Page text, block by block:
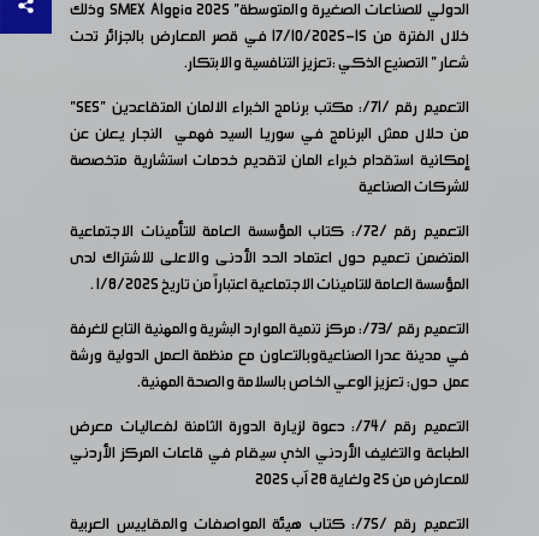
الدولي للصناعات الصغيرة والمتوسطة" SMEX AIgeia 2025 وذلك
خلال الفترة من 15-17/10/2025 في قصر المعارض بالجزائر تحت
شعار " التصنيع الذكي :تعزيز التنافسية والابتكار.
التعميم رقم /71/: مكتب برنامج الخبراء الالمان المتقاعدين "SES"
من حلال ممثل البرنامج في سوريا السيد فهمي النجار يعلن عن
إمكانية استقدام خبراء المان لتقديم خدمات استشارية متخصصة
للشركات الصناعية
التعميم رقم /72/: كتاب المؤسسة العامة للتأمينات الاجتماعية
المتضمن تعميم حول اعتماد الحد الأدنى والاعلى للاشتراك لدى
المؤسسة العامة للتامينات الاجتماعية اعتباراً من تاريخ 1/8/2025 .
التعميم رقم /73/: مركز تنمية الموارد البشرية والمهنية التابع للغرفة
في مدينة عدرا الصناعيةوبالتعاون مع منظمة العمل الدولية ورشة
عمل حول: تعزيز الوعي الخاص بالسلامة والصحة المهنية.
التعميم رقم /74/: دعوة لزيارة الدورة الثامنة لفعاليات معرض
الطباعة والتغليف الأردني الذي سيقام في قاعات المركز الأردني
للمعارض من 25 ولغاية 28 آب 2025
التعميم رقم /75/: كتاب هيئة المواصفات والمقاييس العربية